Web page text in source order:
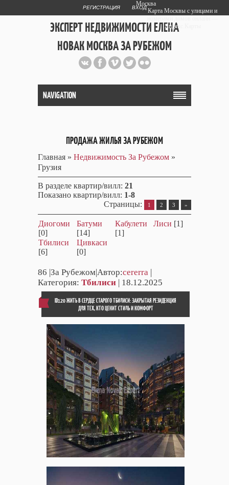
РЕГИСТРАЦИЯ ВХОД
ЭКСПЕРТ НЕДВИЖИМОСТИ ЕЛЕНА
НОВАК МОСКВА ЗА РУБЕЖОМ
Публичный сайт эксперта автора
web дизайнера+7 903 708 1884
NAVIGATION
ПРОДАЖА ЖИЛЬЯ ЗА РУБЕЖОМ
Главная » Недвижимость За Рубежом »
Грузия
В разделе квартир/вилл: 21
Показано квартир/вилл: 1-8
Страницы: 1 2 3 »
Диогоми
[0]
Батуми
[14]
Кабулети
[1]
Лиси [1]
Тбилиси
[6]
Цивкаси
[0]
86 |За Рубежом|Автор:cererra |
Категория: Тбилиси | 18.12.2025
ID120 ЖИТЬ В СЕРДЦЕ СТАРОГО ТБИЛИСИ: ЗАКРЫТАЯ РЕЗИДЕНЦИЯ
ДЛЯ ТЕХ, КТО ЦЕНИТ СТИЛЬ И КОМФОРТ
Москва
Карта Москвы с улицами и
Яндекс.Карты